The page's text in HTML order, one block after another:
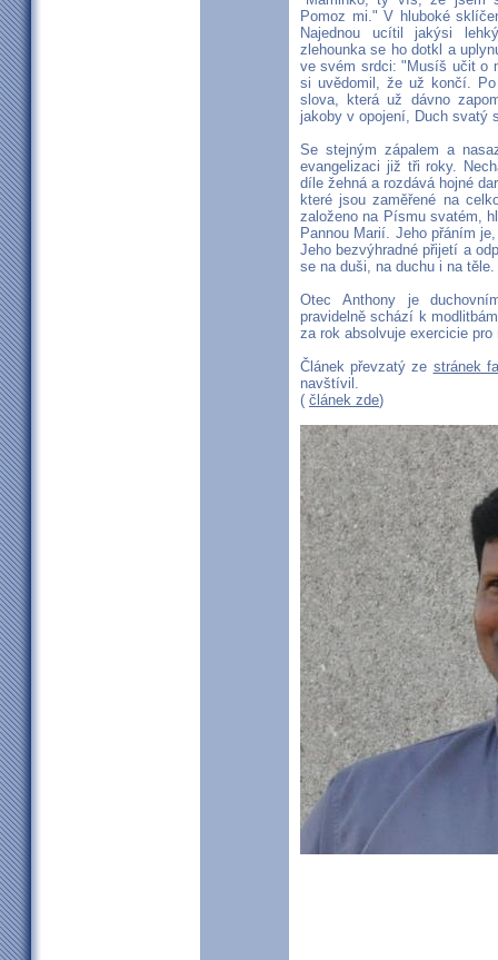
Pomoz mi." V hluboké
Najednou ucítil jakýsi
zlehounka se ho dotkl a
ve svém srdci: "Musíš učit o
si uvědomil, že už končí.
slova, která už dávno
jakoby v opojení, Duch svatý
Se stejným zápalem a
evangelizaci již tři roky.
díle žehná a rozdává hojné
které jsou zaměřené na
založeno na Písmu svatém,
Pannou Marií. Jeho přáním
Jeho bezvýhradné přijetí a
se na duši, na duchu i na těle.
Otec Anthony je
pravidelně schází k
za rok absolvuje exercicie
Článek převzatý ze stránek
navštívil.
( článek zde)